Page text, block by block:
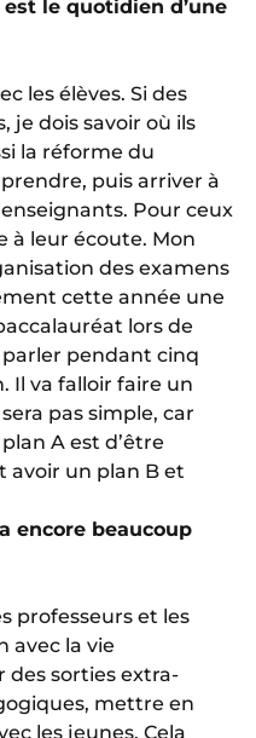
le quotidien d’une
les élèves. Si des
je dois savoir où ils
la réforme du
puis arriver à
Pour ceux
à leur écoute. Mon
des examens
cette année une
lors de
pendant cinq
Il va falloir faire un
pas simple, car
A est d’être
avoir un plan B et
encore beaucoup
professeurs et les
avec la vie
sorties extra-
mettre en
les jeunes. Cela